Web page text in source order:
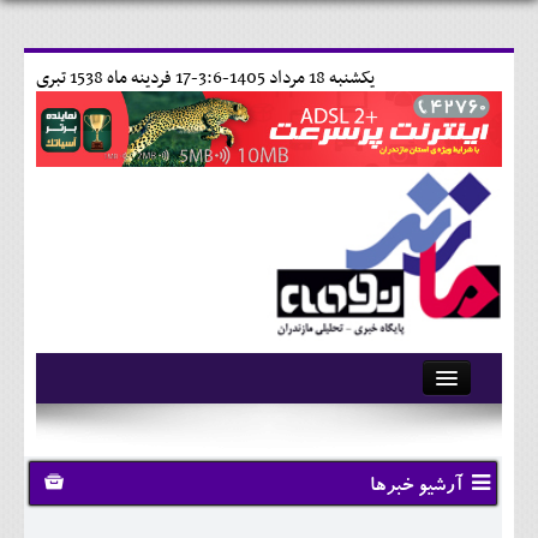
17 فردينه ماه 1538 تبری يکشنبه 18 مرداد 1405-3:6-
آرشیو
تماس با ما
وبلاگ
آرشیو خبرها